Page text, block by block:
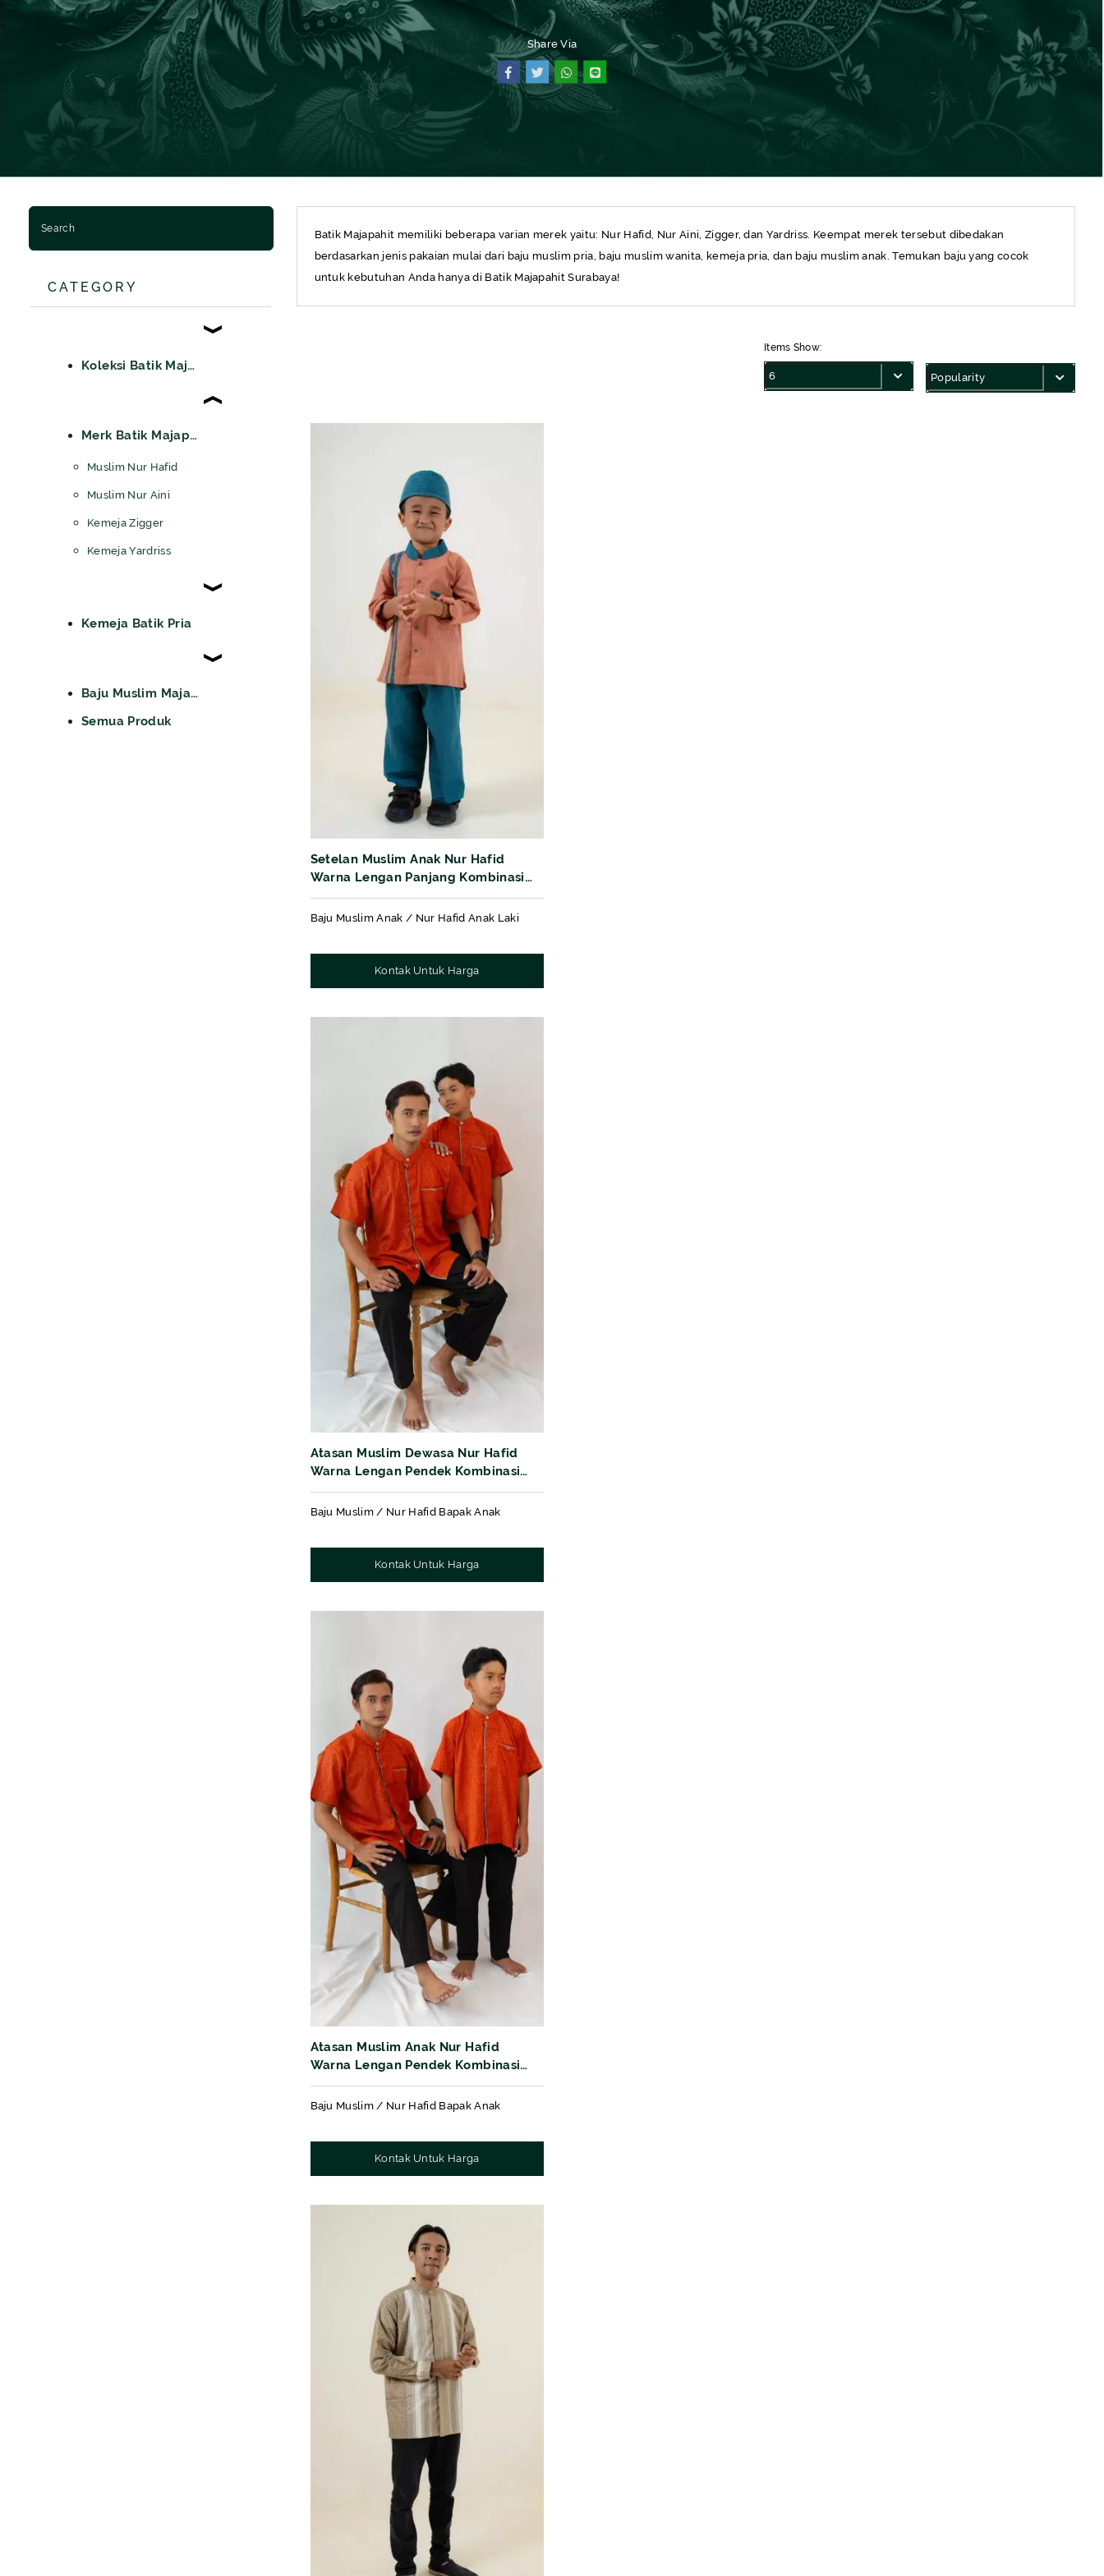
BATIK SERAGAM
BATIK ANAK
BAJU MUSLIM MAJAPAHIT
BAJU MUSLIM PRIA
SEMUA PRODUK
Share Via
CATEGORY
Koleksi Batik Majapahit
Merk Batik Majapahit
Muslim Nur Hafid
Muslim Nur Aini
Kemeja Zigger
Kemeja Yardriss
Kemeja Batik Pria
Baju Muslim Majapahit
Semua Produk
Batik Majapahit memiliki beberapa varian merek yaitu: Nur Hafid, Nur Aini, Zigger, dan Yardriss. Keempat merek tersebut dibedakan
berdasarkan jenis pakaian mulai dari baju muslim pria, baju muslim wanita, kemeja pria, dan baju muslim anak. Temukan baju yang cocok
untuk kebutuhan Anda hanya di Batik Majapahit Surabaya!
Items Show:
Setelan Muslim Anak Nur Hafid
Warna Lengan Panjang Kombinasi
kain Motif Corven7
Baju Muslim Anak / Nur Hafid Anak Laki
Kontak Untuk Harga
Atasan Muslim Dewasa Nur Hafid
Warna Lengan Pendek Kombinasi
kain Motif Aquila Sisir
Baju Muslim / Nur Hafid Bapak Anak
Kontak Untuk Harga
Atasan Muslim Anak Nur Hafid
Warna Lengan Pendek Kombinasi
kain Motif Aquila Sisir
Baju Muslim / Nur Hafid Bapak Anak
Kontak Untuk Harga